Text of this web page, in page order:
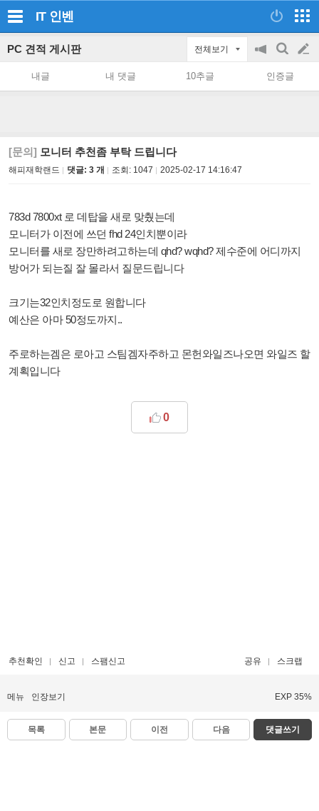
IT 인벤
PC 견적 게시판 전체보기
공
on/off
검
색
글
쓰
내글 내 댓글 10추글 인증글
[문의] 모니터 추천좀 부탁 드립니다
해피재학랜드 댓글: 3 개 조회: 1047 2025-02-17 14:16:47
783d 7800xt 로 데탑을 새로 맞췄는데
모니터가 이전에 쓰던 fhd 24인치뿐이라
모니터를 새로 장만하려고하는데 qhd? wqhd? 제수준에 어디까지
방어가 되는질 잘 몰라서 질문드립니다
크기는32인치정도로 원합니다
예산은 아마 50정도까지..
주로하는겜은 로아고 스팀겜자주하고 몬헌와일즈나오면 와일즈 할
계획입니다
0
추천확인 신고 스팸신고 공유 스크랩
메뉴 인장보기 EXP 35%
목록 본문 이전 다음 댓글쓰기